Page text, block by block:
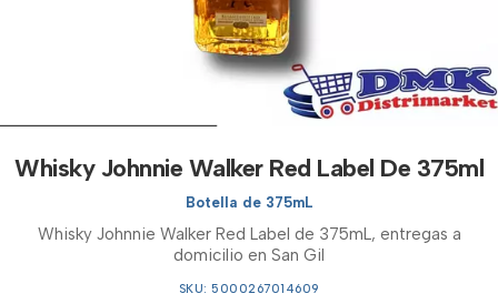
Whisky Johnnie Walker Red Label De 375ml
Botella de 375mL
Whisky Johnnie Walker Red Label de 375mL, entregas a
domicilio en San Gil
SKU: 5000267014609